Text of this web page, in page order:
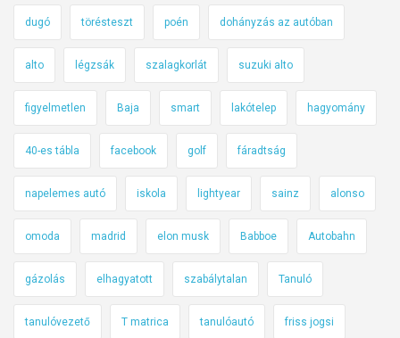
dugó törésteszt poén dohányzás az autóban
alto légzsák szalagkorlát suzuki alto
figyelmetlen Baja smart lakótelep hagyomány
40-es tábla facebook golf fáradtság
napelemes autó iskola lightyear sainz alonso
omoda madrid elon musk Babboe Autobahn
gázolás elhagyatott szabálytalan Tanuló
tanulóvezető T matrica tanulóautó friss jogsi